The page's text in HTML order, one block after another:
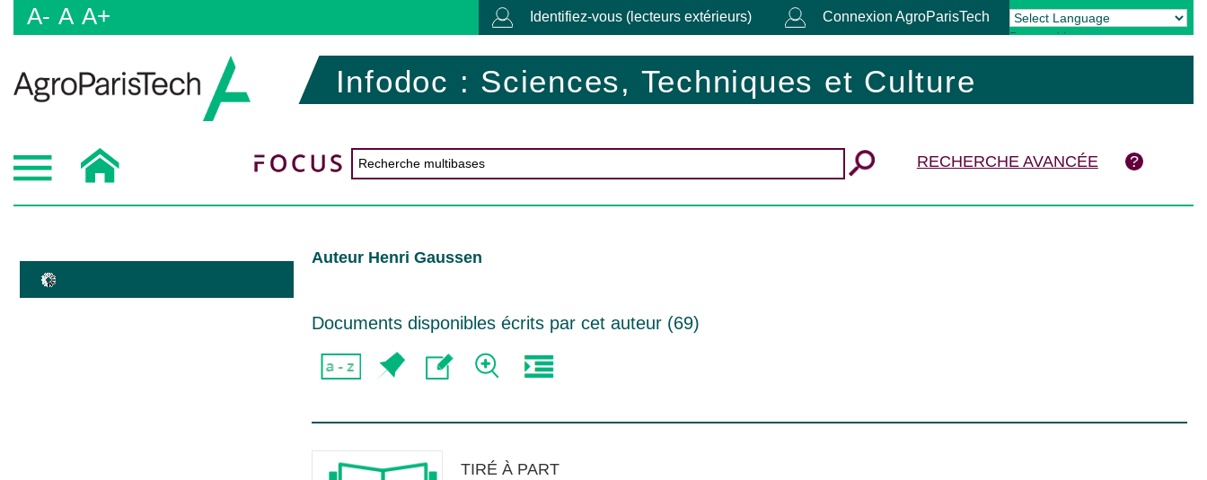
A- A A+ Identifiez-vous (lecteurs extérieurs) Connexion AgroParisTech
Powered by Translate
Infodoc : Sciences, Techniques et Culture
RECHERCHE AVANCÉE
Auteur Henri Gaussen
Documents disponibles écrits par cet auteur (69)
TIRÉ À PART